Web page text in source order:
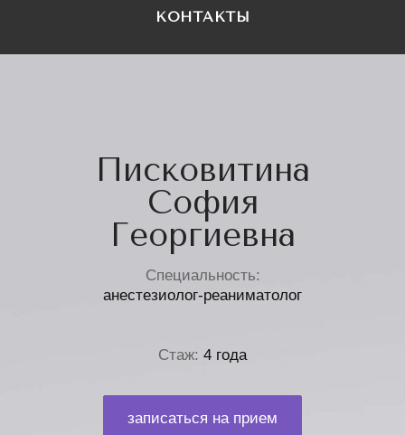
КОНТАКТЫ
Писковитина
София
Георгиевна
Специальность:
анестезиолог-реаниматолог
Стаж: 4 года
записаться на прием